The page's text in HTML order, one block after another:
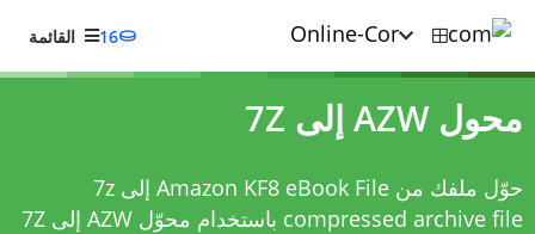
16 القائمة
محول AZW إلى 7Z
حوّل ملفك من Amazon KF8 eBook File إلى 7z
compressed archive file باستخدام
محوّل AZW إلى 7Z